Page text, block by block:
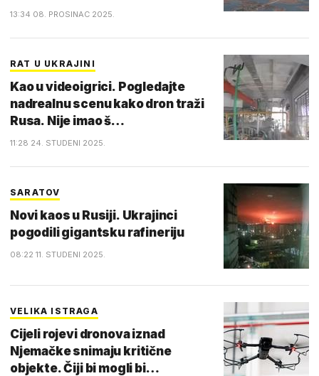
13:34 08. PROSINAC 2025.
RAT U UKRAJINI
Kao u videoigrici. Pogledajte
nadrealnu scenu kako dron traži
Rusa. Nije imao š…
11:28 24. STUDENI 2025.
SARATOV
Novi kaos u Rusiji. Ukrajinci
pogodili gigantsku rafineriju
08:22 11. STUDENI 2025.
VELIKA ISTRAGA
Cijeli rojevi dronova iznad
Njemačke snimaju kritične
objekte. Čiji bi mogli bi…